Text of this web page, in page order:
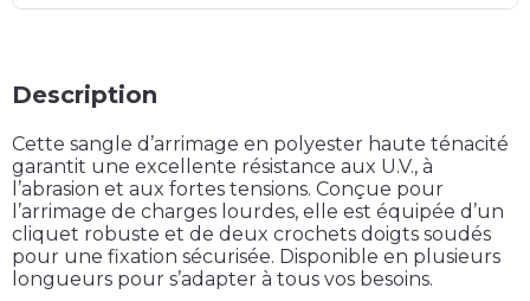
Description
Cette sangle d’arrimage en polyester haute ténacité
garantit une excellente résistance aux U.V., à
l’abrasion et aux fortes tensions. Conçue pour
l’arrimage de charges lourdes, elle est équipée d’un
cliquet robuste et de deux crochets doigts soudés
pour une fixation sécurisée. Disponible en plusieurs
longueurs pour s’adapter à tous vos besoins.